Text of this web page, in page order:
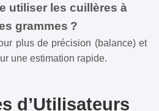
utiliser les cuillères à
grammes ?
plus de précision (balance) et
une estimation rapide.
d’Utilisateurs